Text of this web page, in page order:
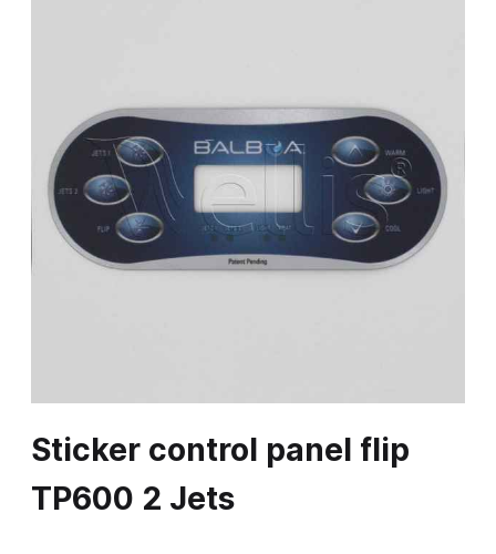
Sticker control panel flip
TP600 2 Jets